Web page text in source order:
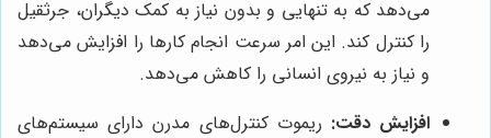
می‌دهد که به تنهایی و بدون نیاز به کمک دیگران، جرثقیل
را کنترل کند. این امر سرعت انجام کارها را افزایش می‌دهد
و نیاز به نیروی انسانی را کاهش می‌دهد.
افزایش دقت: ریموت کنترل‌های مدرن دارای سیستم‌های